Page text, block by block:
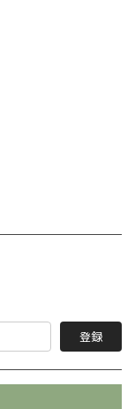
登録